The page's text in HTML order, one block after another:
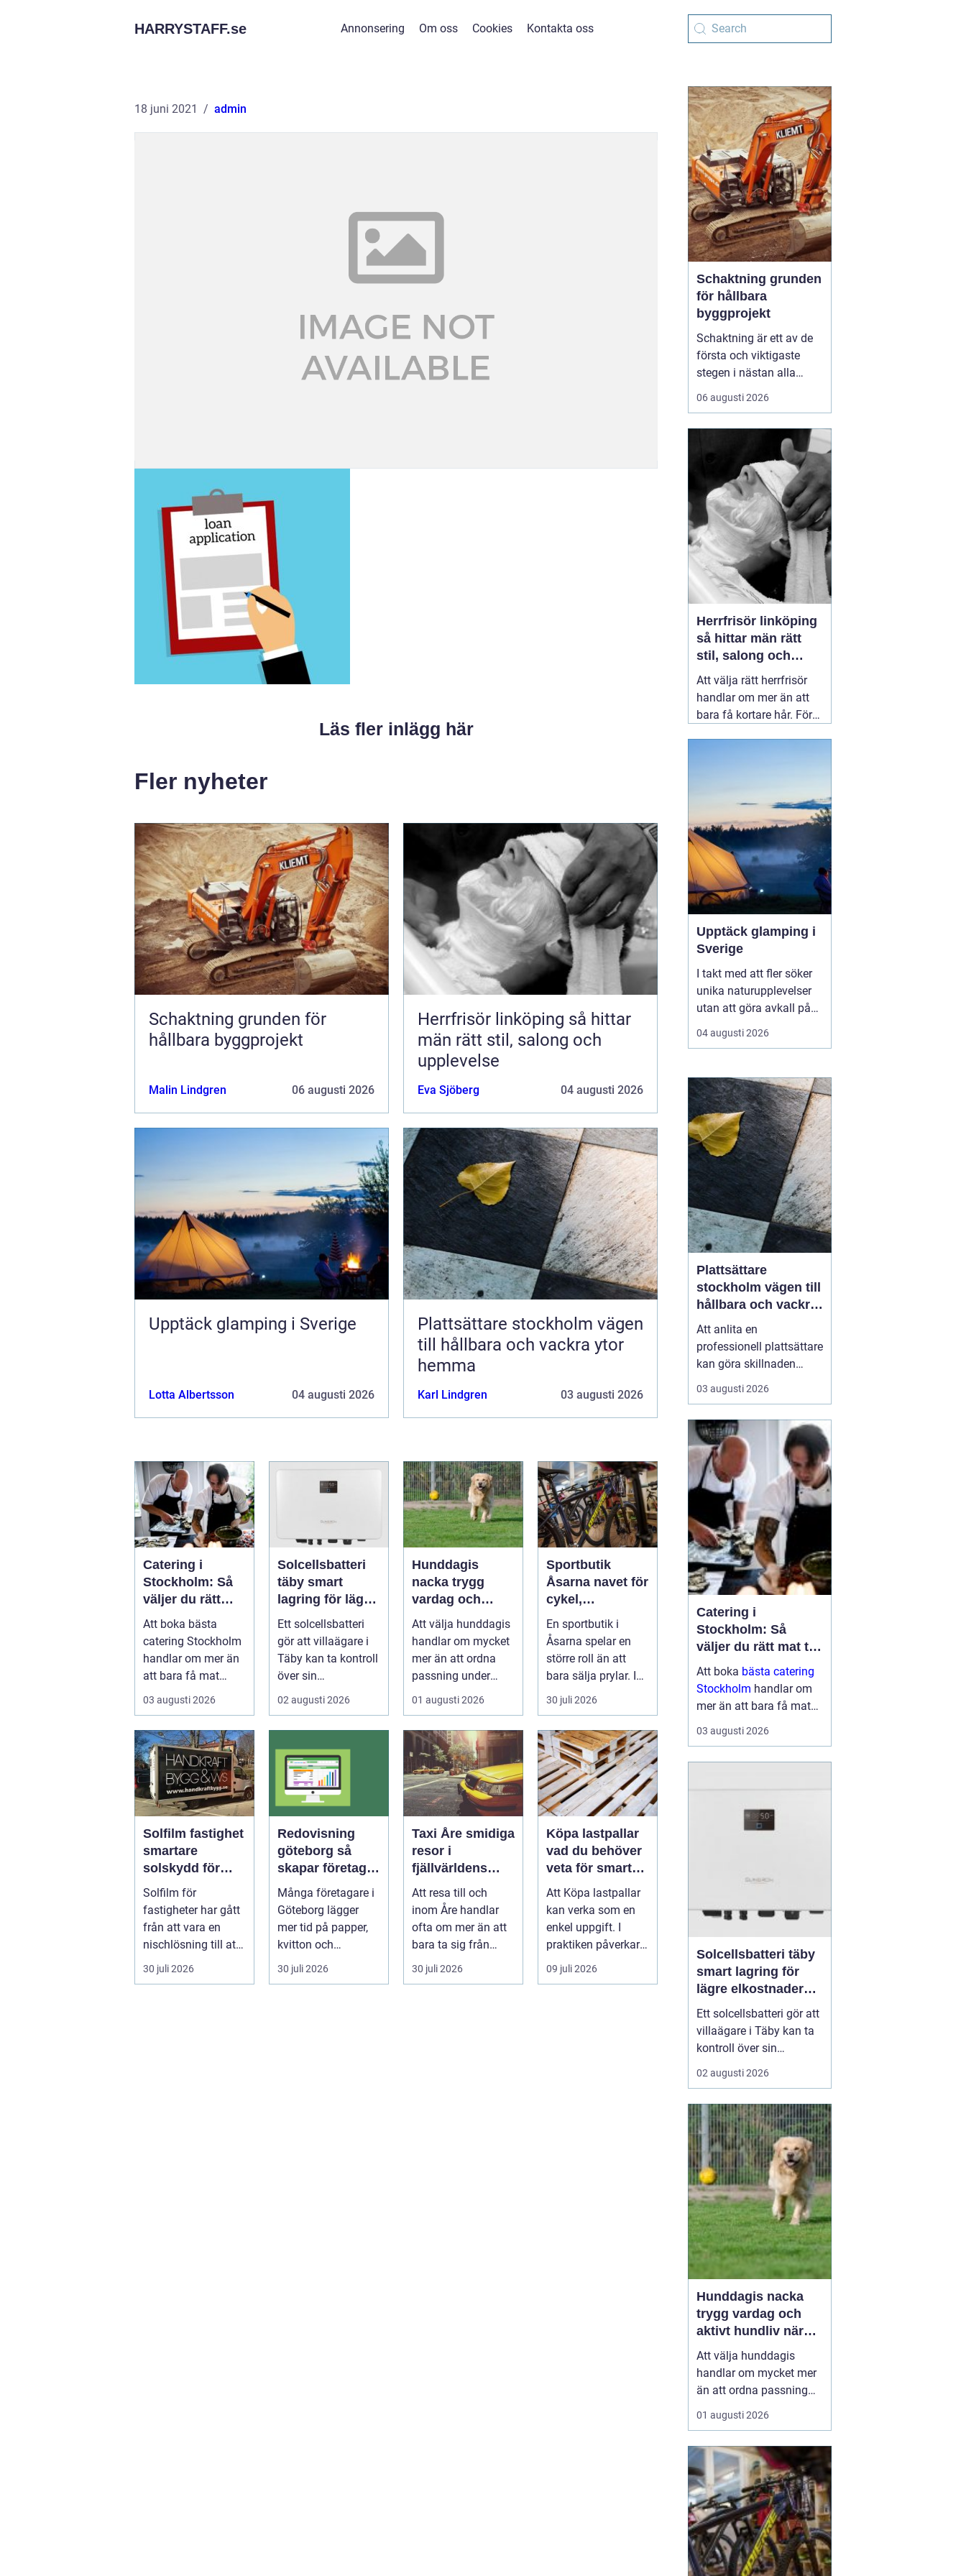
HARRYSTAFF.se Annonsering Om oss Cookies Kontakta oss
18 juni 2021 admin
Läs fler inlägg här
Fler nyheter
Schaktning grunden för
hållbara byggprojekt
Malin Lindgren 06 augusti 2026
Herrfrisör linköping så hittar
män rätt stil, salong och
upplevelse
Eva Sjöberg 04 augusti 2026
Upptäck glamping i Sverige
Lotta Albertsson 04 augusti 2026
Plattsättare stockholm vägen
till hållbara och vackra ytor
hemma
Karl Lindgren 03 augusti 2026
Catering i
Stockholm: Så
väljer du rätt
mat till ditt
evenemang
Att boka bästa
catering Stockholm
handlar om mer än
att bara få mat
levererad. R&aum...
03 augusti 2026
Solcellsbatteri
täby smart
lagring för lägre
elkostnader året
runt
Ett solcellsbatteri
gör att villaägare i
Täby kan ta kontroll
över sin
elförbrukning på
riktigt. Gen...
02 augusti 2026
Hunddagis
nacka trygg
vardag och
aktivt hundliv
nära stan
Att välja hunddagis
handlar om mycket
mer än att ordna
passning under
arbetsdagen. För
många hundäga...
01 augusti 2026
Sportbutik
Åsarna navet för
cykel,
längdskidor och
löpning i södra
jämtland
En sportbutik i
Åsarna spelar en
större roll än att
bara sälja prylar. I
en by känd för
längdskidåkn...
30 juli 2026
Solfilm fastighet
smartare
solskydd för
moderna
byggnader
Solfilm för
fastigheter har gått
från att vara en
nischlösning till att
bli en självklar del
av mode...
30 juli 2026
Redovisning
göteborg så
skapar företag
bättre kontroll
och mer tid
Många företagare i
Göteborg lägger
mer tid på papper,
kvitton och
myndighetskrav än
på kunder och ut...
30 juli 2026
Taxi Åre smidiga
resor i
fjällvärldens
hjärta
Att resa till och
inom Åre handlar
ofta om mer än att
bara ta sig från
punkt A till B. Vädret
skifta...
30 juli 2026
Köpa lastpallar
vad du behöver
veta för smarta
och hållbara val
Att Köpa lastpallar
kan verka som en
enkel uppgift. I
praktiken påverkar
valet av pall hela
09 juli 2026
Schaktning grunden
för hållbara
byggprojekt
Schaktning är ett av de
första och viktigaste
stegen i nästan alla
bygg- och
anläggningsprojekt. När
industribyggnader eller
infrastruktur ska byggas
börjar arbetet i marken.
Schakten avgör hur
stabil konstruktionen blir,
hur lång livslän...
06 augusti 2026
Herrfrisör linköping
så hittar män rätt
stil, salong och
upplevelse
Att välja rätt herrfrisör
handlar om mer än att
bara få kortare hår. För
och gå därifrån med en
stil som verkligen känns
rätt. 04 augusti 2026
Upptäck glamping i
Sverige
I takt med att fler söker
unika naturupplevelser
utan att göra avkall på
bekvämlighet, har
glamping Sverige blivit
Kombinationen av
glamour och camping
erbjuder resenärer lyxiga
tält mitt i nature...
04 augusti 2026
Plattsättare
stockholm vägen till
hållbara och vackra
ytor hemma
Att anlita en
professionell plattsättare
kan göra skillnaden
mellan ett rum som bara
fungerar och ett rum
tid både praktiskt och
visuellt. När någon söker
efter P...
03 augusti 2026
Catering i
Stockholm: Så
väljer du rätt mat till
ditt evenemang
Att boka bästa catering
Stockholm handlar om
mer än att bara få mat
levererad. Rätt meny,
upplägg och service kan
03 augusti 2026
Solcellsbatteri täby
smart lagring för
lägre elkostnader
året runt
Ett solcellsbatteri gör att
villaägare i Täby kan ta
kontroll över sin
elförbrukning på riktigt.
Genom att lagra billig
och använda den när
elpriserna stiger, går det
att sänka kostnaderna,
kapa effekttoppar och
bli mindre kän...
02 augusti 2026
Hunddagis nacka
trygg vardag och
aktivt hundliv nära
stan
Att välja hunddagis
handlar om mycket mer
än att ordna passning
under arbetsdagen. För
många hundägare i
avgörande för att
vardagen ska fungera
och för att hunden ska
få ett rikt och välmående
liv. Ett bra hunddagis
kombinerar t...
01 augusti 2026